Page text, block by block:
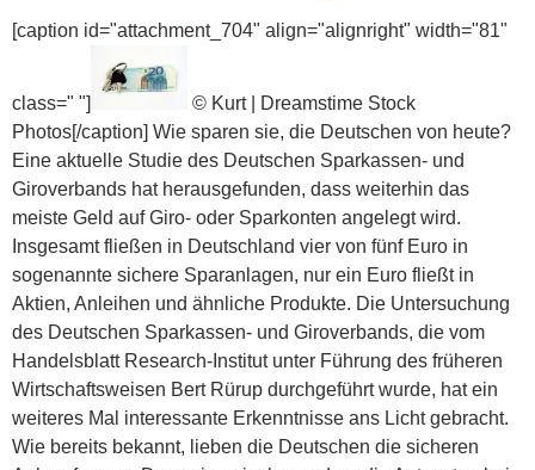
[caption id="attachment_704" align="alignright" width="81"
class=" "]
© Kurt | Dreamstime Stock
Photos[/caption] Wie sparen sie, die Deutschen von heute?
Eine aktuelle Studie des Deutschen Sparkassen- und
Giroverbands hat herausgefunden, dass weiterhin das
meiste Geld auf Giro- oder Sparkonten angelegt wird.
Insgesamt fließen in Deutschland vier von fünf Euro in
sogenannte sichere Sparanlagen, nur ein Euro fließt in
Aktien, Anleihen und ähnliche Produkte. Die Untersuchung
des Deutschen Sparkassen- und Giroverbands, die vom
Handelsblatt Research-Institut unter Führung des früheren
Wirtschaftsweisen Bert Rürup durchgeführt wurde, hat ein
weiteres Mal interessante Erkenntnisse ans Licht gebracht.
Wie bereits bekannt, lieben die Deutschen die sicheren